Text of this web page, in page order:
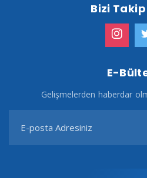
Bizi Takip
E-
Gelişmelerden haberdar